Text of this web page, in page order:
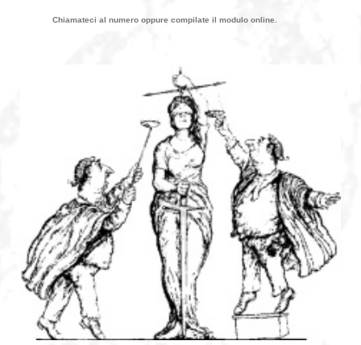
Chiamateci al numero oppure compilate il modulo online.